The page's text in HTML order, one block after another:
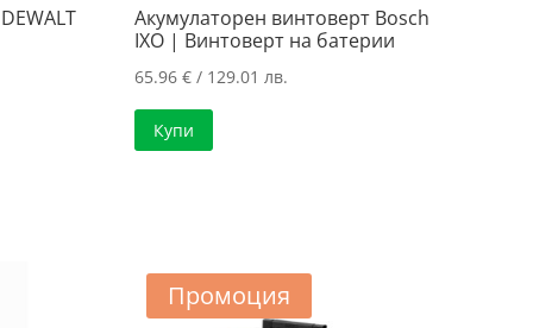
Акумулаторен винтоверт Bosch
IXO | Винтоверт на батерии
65.96 €/ 129.01 лв.
Купи
Промоция